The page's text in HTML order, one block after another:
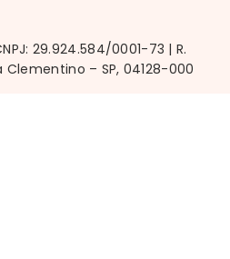
29.924.584/0001-73 | R.
Clementino – SP, 04128-000